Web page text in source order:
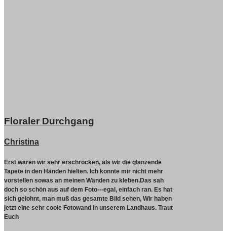
Floraler Durchgang
Christina
Erst waren wir sehr erschrocken, als wir die glänzende
Tapete in den Händen hielten. Ich konnte mir nicht mehr
vorstellen sowas an meinen Wänden zu kleben.Das sah
doch so schön aus auf dem Foto---egal, einfach ran. Es hat
sich gelohnt, man muß das gesamte Bild sehen, Wir haben
jetzt eine sehr coole Fotowand in unserem Landhaus. Traut
Euch